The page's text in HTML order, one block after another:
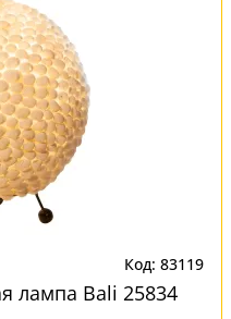
Код: 83119
лампа Bali 25834